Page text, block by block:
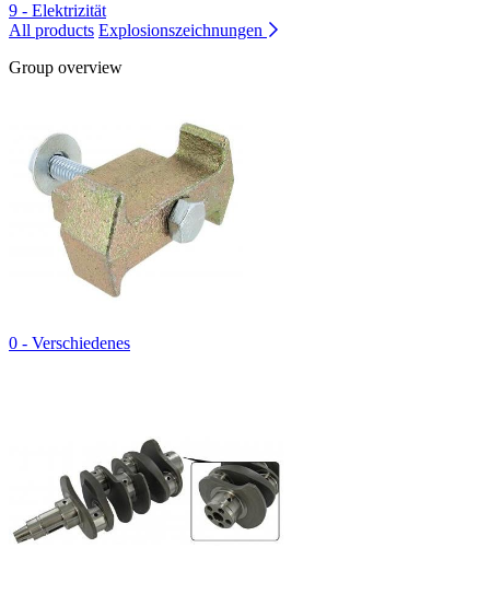
9 - Elektrizität
All products Explosionszeichnungen
Group overview
0 - Verschiedenes